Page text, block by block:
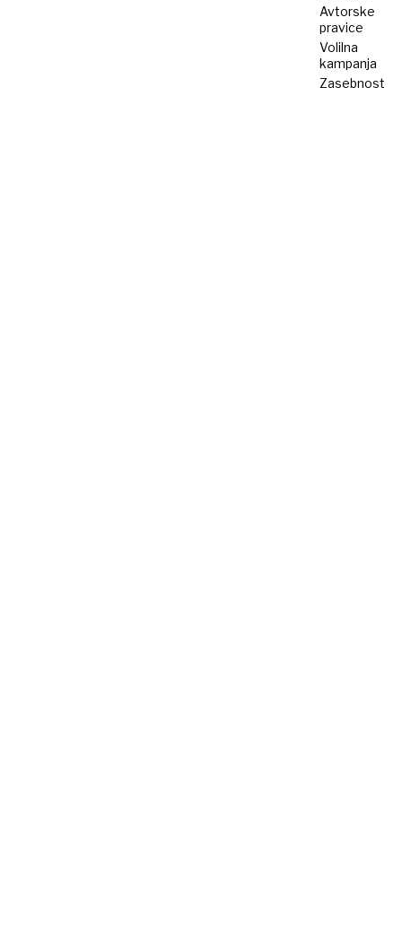
Avtorske
pravice
Volilna
kampanja
Zasebnost